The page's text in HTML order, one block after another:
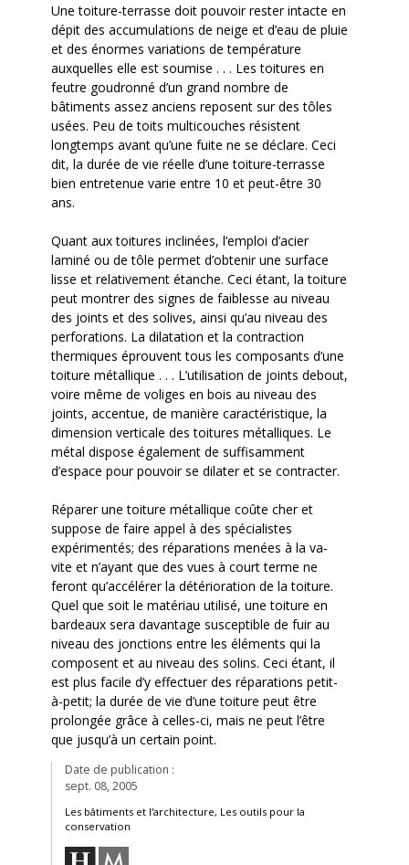
Date de publication :
sept. 08, 2005
Les bâtiments et l'architecture, Les outils pour la
conservation
Une toiture-terrasse doit pouvoir rester intacte en
dépit des accumulations de neige et d’eau de pluie
et des énormes variations de température
auxquelles elle est soumise . . . Les toitures en
feutre goudronné d’un grand nombre de
bâtiments assez anciens reposent sur des tôles
usées. Peu de toits multicouches résistent
longtemps avant qu’une fuite ne se déclare. Ceci
dit, la durée de vie réelle d’une toiture-terrasse
bien entretenue varie entre 10 et peut-être 30
ans.
Quant aux toitures inclinées, l’emploi d’acier
laminé ou de tôle permet d’obtenir une surface
lisse et relativement étanche. Ceci étant, la toiture
peut montrer des signes de faiblesse au niveau
des joints et des solives, ainsi qu’au niveau des
perforations. La dilatation et la contraction
thermiques éprouvent tous les composants d’une
toiture métallique . . . L’utilisation de joints debout,
voire même de voliges en bois au niveau des
joints, accentue, de manière caractéristique, la
dimension verticale des toitures métalliques. Le
métal dispose également de suffisamment
d’espace pour pouvoir se dilater et se contracter.
Réparer une toiture métallique coûte cher et
suppose de faire appel à des spécialistes
expérimentés; des réparations menées à la va-
vite et n’ayant que des vues à court terme ne
feront qu’accélérer la détérioration de la toiture.
Quel que soit le matériau utilisé, une toiture en
bardeaux sera davantage susceptible de fuir au
niveau des jonctions entre les éléments qui la
composent et au niveau des solins. Ceci étant, il
est plus facile d’y effectuer des réparations petit-
à-petit; la durée de vie d’une toiture peut être
prolongée grâce à celles-ci, mais ne peut l’être
que jusqu’à un certain point.